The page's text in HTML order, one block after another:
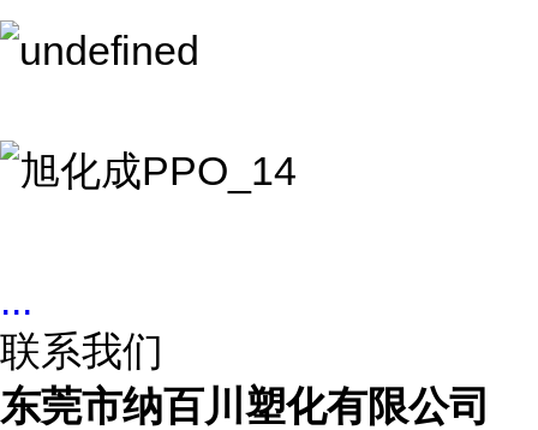
...
联系我们
东莞市纳百川塑化有限公司